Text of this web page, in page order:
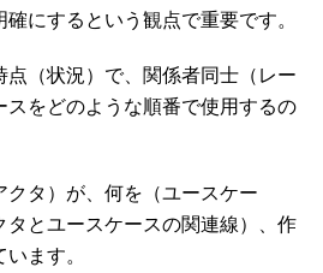
にするという観点で重要です。
（状況）で、関係者同士（レー
スをどのような順番で使用するの
タ）が、何を（ユースケー
タとユースケースの関連線）、作
ます。